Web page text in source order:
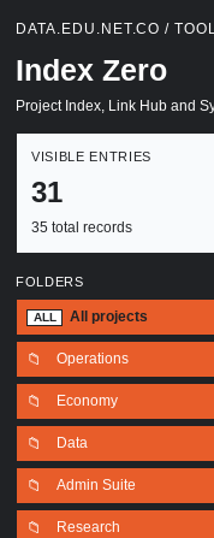
DATA.EDU.NET.CO /
Index Zero
Project Index, Link Hub and
VISIBLE ENTRIES
31
35 total records
FOLDERS
ALL All projects
📁 Operations
📁 Economy
📁 Data
📁 Admin Suite
📁 Research